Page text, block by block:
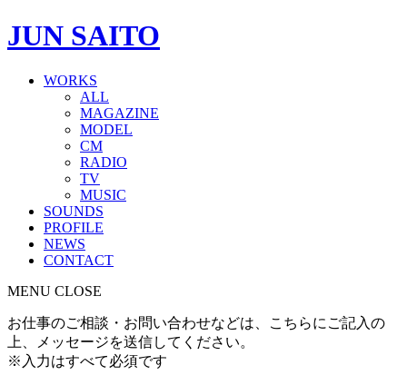
JUN SAITO
WORKS
ALL
MAGAZINE
MODEL
CM
RADIO
TV
MUSIC
SOUNDS
PROFILE
NEWS
CONTACT
MENU CLOSE
お仕事のご相談・お問い合わせなどは、こちらにご記入の
上、メッセージを送信してください。
※入力はすべて必須です